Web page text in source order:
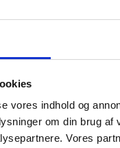
vores indhold og
om din brug
Vores